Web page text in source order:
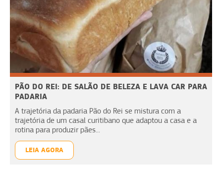
PÃO DO REI: DE SALÃO DE BELEZA E LAVA CAR PARA
PADARIA
A trajetória da padaria Pão do Rei se mistura com a
trajetória de um casal curitibano que adaptou a casa e a
rotina para produzir pães...
LEIA AGORA